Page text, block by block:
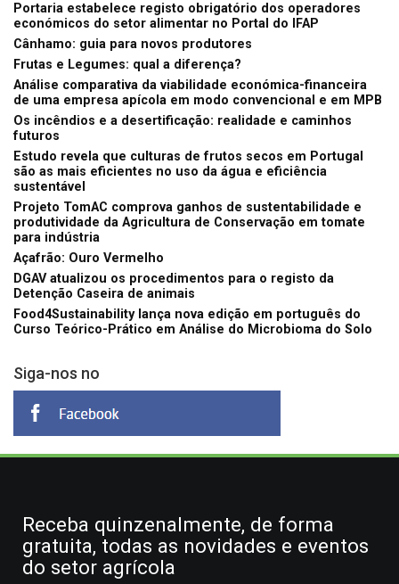
Portaria estabelece registo obrigatório dos operadores
económicos do setor alimentar no Portal do IFAP
Cânhamo: guia para novos produtores
Frutas e Legumes: qual a diferença?
Análise comparativa da viabilidade económica-financeira
de uma empresa apícola em modo convencional e em MPB
Os incêndios e a desertificação: realidade e caminhos
futuros
Estudo revela que culturas de frutos secos em Portugal
são as mais eficientes no uso da água e eficiência
sustentável
Projeto TomAC comprova ganhos de sustentabilidade e
produtividade da Agricultura de Conservação em tomate
para indústria
Açafrão: Ouro Vermelho
DGAV atualizou os procedimentos para o registo da
Detenção Caseira de animais
Food4Sustainability lança nova edição em português do
Curso Teórico-Prático em Análise do Microbioma do Solo
Siga-nos no
Receba quinzenalmente, de forma
gratuita, todas as novidades e eventos
do setor agrícola